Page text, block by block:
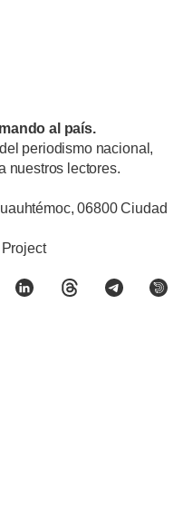
al país.
periodismo nacional,
nuestros lectores.
06800 Ciudad